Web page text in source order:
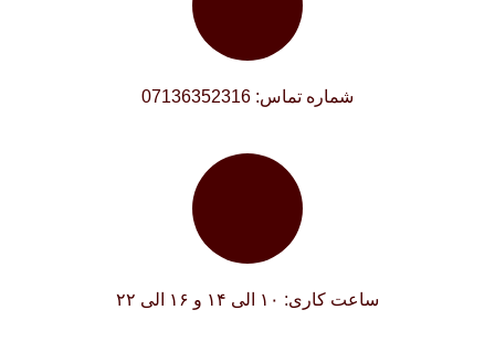
شماره تماس: 07136352316
ساعت کاری: ۱۰ الی ۱۴ و ۱۶ الی ۲۲